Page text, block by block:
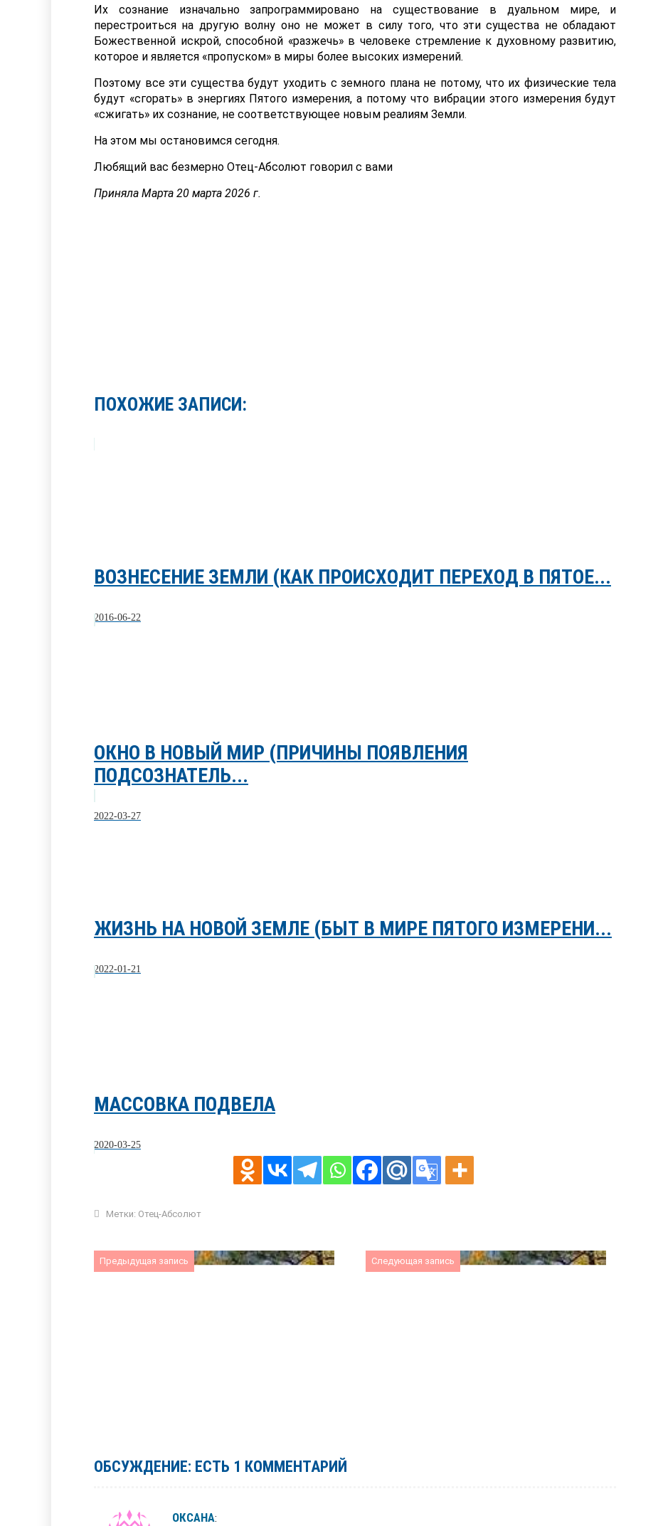
Их сознание изначально запрограммировано на существование в дуальном мире, и
перестроиться на другую волну оно не может в силу того, что эти существа не обладают
Божественной искрой, способной «разжечь» в человеке стремление к духовному развитию,
которое и является «пропуском» в миры более высоких измерений.
Поэтому все эти существа будут уходить с земного плана не потому, что их физические тела
будут «сгорать» в энергиях Пятого измерения, а потому что вибрации этого измерения будут
«сжигать» их сознание, не соответствующее новым реалиям Земли.
На этом мы остановимся сегодня.
Любящий вас безмерно Отец-Абсолют говорил с вами
Приняла Марта 20 марта 2026 г.
ПОХОЖИЕ ЗАПИСИ:
ВОЗНЕСЕНИЕ ЗЕМЛИ (КАК ПРОИСХОДИТ ПЕРЕХОД В ПЯТОЕ...
2016-06-22
ОКНО В НОВЫЙ МИР (ПРИЧИНЫ ПОЯВЛЕНИЯ
ПОДСОЗНАТЕЛЬ...
2022-03-27
ЖИЗНЬ НА НОВОЙ ЗЕМЛЕ (БЫТ В МИРЕ ПЯТОГО ИЗМЕРЕНИ...
2022-01-21
МАССОВКА ПОДВЕЛА
2020-03-25
Метки: Отец-Абсолют
Предыдущая запись Следующая запись
ОБСУЖДЕНИЕ: ЕСТЬ 1 КОММЕНТАРИЙ
ОКСАНА: